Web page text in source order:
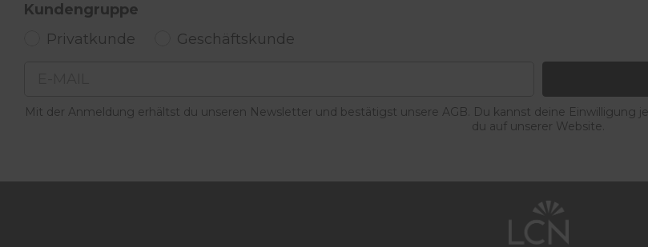
Kundengruppe
Privatkunde
Geschäftskunde
Mit der Anmeldung erhältst du unseren Newsletter und bestätigst unsere AGB. Du kannst deine
du auf unserer Website.